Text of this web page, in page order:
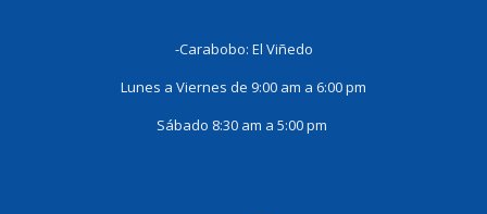
-Carabobo: El Viñedo
Lunes a Viernes de 9:00 am a 6:00 pm
Sábado 8:30 am a 5:00 pm